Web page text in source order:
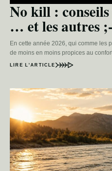
No kill :
… et les autres
En cette année 2026, qui comme les
de moins en moins propices au
LIRE L’ARTICLE